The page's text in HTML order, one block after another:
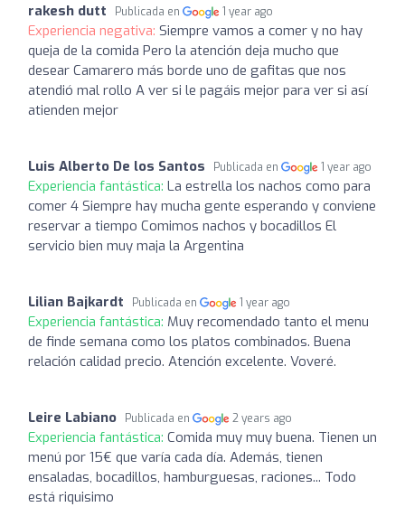
rakesh dutt Publicada en 1 year ago
Experiencia negativa: Siempre vamos a comer y no hay
queja de la comida Pero la atención deja mucho que
desear Camarero más borde uno de gafitas que nos
atendió mal rollo A ver si le pagáis mejor para ver si así
atienden mejor
Luis Alberto De los Santos Publicada en 1 year ago
Experiencia fantástica: La estrella los nachos como para
comer 4 Siempre hay mucha gente esperando y conviene
reservar a tiempo Comimos nachos y bocadillos El
servicio bien muy maja la Argentina
Lilian Bajkardt Publicada en 1 year ago
Experiencia fantástica: Muy recomendado tanto el menu
de finde semana como los platos combinados. Buena
relación calidad precio. Atención excelente. Voveré.
Leire Labiano Publicada en 2 years ago
Experiencia fantástica: Comida muy muy buena. Tienen un
menú por 15€ que varía cada día. Además, tienen
ensaladas, bocadillos, hamburguesas, raciones... Todo
está riquisimo